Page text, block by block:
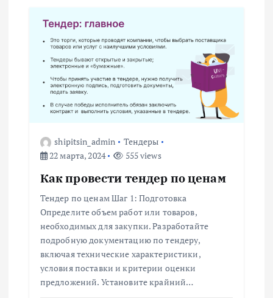
shipitsin_admin
Тендеры
22 марта, 2024
555 views
Как провести тендер по ценам
Тендер по ценам Шаг 1: Подготовка
Определите объем работ или товаров,
необходимых для закупки. Разработайте
подробную документацию по тендеру,
включая технические характеристики,
условия поставки и критерии оценки
предложений. Установите крайний…